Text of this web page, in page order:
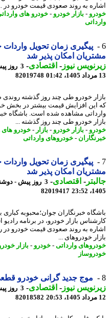
به روند صعودی قیمت خودرو در ...
-بازار خودرو-خودرو های وارداتی-
پیگیری زمان تحویل واردات
امکان پذیر شد
نیوز-اقتصادی- 3 روز پیش
82019748
خودرو طی چند روز گذشته روندی
افزایش قیمت بیشتر در بخش
مشاهده شده است. باشگاه
خودرو طی چند روز گذشته ...
-بازار خودرو-بازار - خودرو های
- خودروهای وارداتی
پیگیری زمان تحویل واردات
امکان پذیر شد
-اقتصادی-
82019417
خبرنگاران جوان؛محبوبه کباری بابک
بازار خودرو، در برنامه رادیو
به روند صعودی قیمت خودرو در
خودروهای ...
وارداتی-خودرو-بازار خودرو-
موج جدید گرانی خودرو قطعی
نیوز-اقتصادی- 3 روز پیش -
82018582